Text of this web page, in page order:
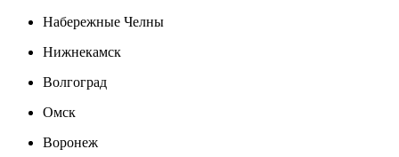
Набережные Челны
Нижнекамск
Волгоград
Омск
Воронеж